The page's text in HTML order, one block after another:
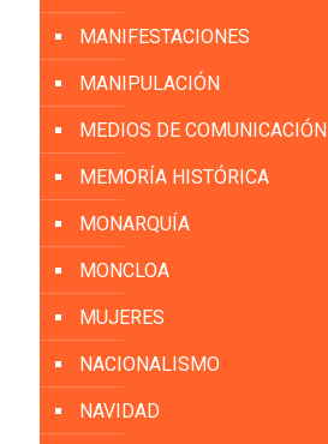
MANIFESTACIONES
MANIPULACIÓN
MEDIOS DE COMUNICACIÓN
MEMORÍA HISTÓRICA
MONARQUÍA
MONCLOA
MUJERES
NACIONALISMO
NAVIDAD